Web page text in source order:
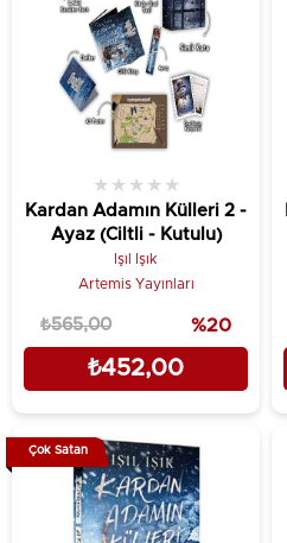
Kardan Adamın Külleri 2 -
Ayaz (Ciltli - Kutulu)
★ ★ ★ ★ ★
Işıl Işık
Artemis Yayınları
₺452,00
₺565,00 %20
Çok Satan